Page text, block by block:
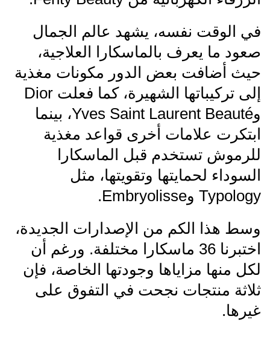
في الوقت نفسه، يشهد عالم الجمال
صعود ما يعرف بالماسكارا العلاجية،
حيث أضافت بعض الدور مكونات مغذية
إلى تركيباتها الشهيرة، كما فعلت Dior
وYves Saint Laurent Beauté، بينما
ابتكرت علامات أخرى قواعد مغذية
للرموش تستخدم قبل الماسكارا
السوداء لحمايتها وتقويتها، مثل
Typology وEmbryolisse.
وسط هذا الكم من الإصدارات الجديدة،
اختبرنا 36 ماسكارا مختلفة. ورغم أن
لكل منها مزاياها وجودتها الخاصة، فإن
ثلاثة منتجات نجحت في التفوق على
غيرها.